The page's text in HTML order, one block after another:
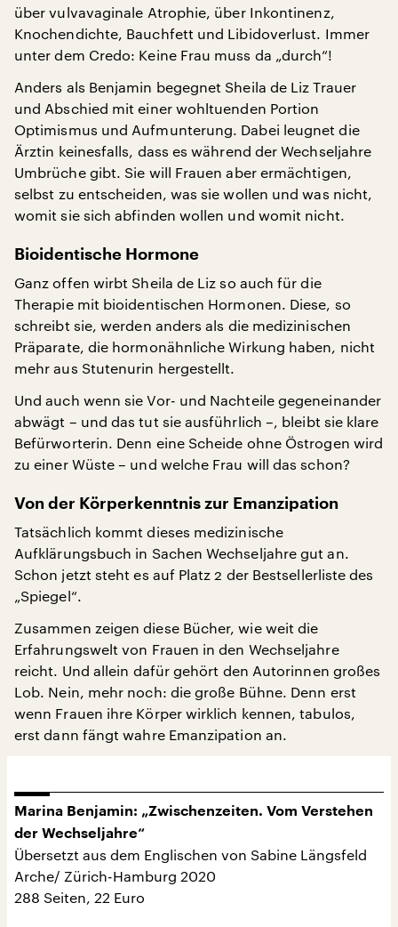
über vulvavaginale Atrophie, über Inkontinenz,
Knochendichte, Bauchfett und Libidoverlust. Immer
unter dem Credo: Keine Frau muss da „durch“!
Anders als Benjamin begegnet Sheila de Liz Trauer
und Abschied mit einer wohltuenden Portion
Optimismus und Aufmunterung. Dabei leugnet die
Ärztin keinesfalls, dass es während der Wechseljahre
Umbrüche gibt. Sie will Frauen aber ermächtigen,
selbst zu entscheiden, was sie wollen und was nicht,
womit sie sich abfinden wollen und womit nicht.
Bioidentische Hormone
Ganz offen wirbt Sheila de Liz so auch für die
Therapie mit bioidentischen Hormonen. Diese, so
schreibt sie, werden anders als die medizinischen
Präparate, die hormonähnliche Wirkung haben, nicht
mehr aus Stutenurin hergestellt.
Und auch wenn sie Vor- und Nachteile gegeneinander
abwägt – und das tut sie ausführlich –, bleibt sie klare
Befürworterin. Denn eine Scheide ohne Östrogen wird
zu einer Wüste – und welche Frau will das schon?
Von der Körperkenntnis zur Emanzipation
Tatsächlich kommt dieses medizinische
Aufklärungsbuch in Sachen Wechseljahre gut an.
Schon jetzt steht es auf Platz 2 der Bestsellerliste des
„Spiegel“.
Zusammen zeigen diese Bücher, wie weit die
Erfahrungswelt von Frauen in den Wechseljahre
reicht. Und allein dafür gehört den Autorinnen großes
Lob. Nein, mehr noch: die große Bühne. Denn erst
wenn Frauen ihre Körper wirklich kennen, tabulos,
erst dann fängt wahre Emanzipation an.
Marina Benjamin: „Zwischenzeiten. Vom Verstehen
der Wechseljahre“
Übersetzt aus dem Englischen von Sabine Längsfeld
Arche/ Zürich-Hamburg 2020
288 Seiten, 22 Euro